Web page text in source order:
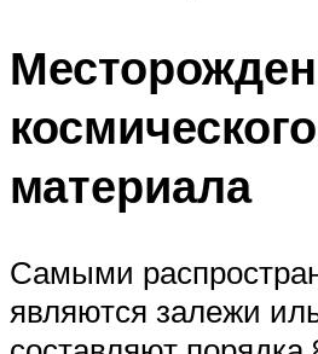
космического
материала
Самыми
являются залежи